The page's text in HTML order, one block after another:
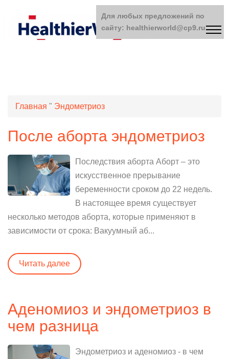
Главная " Эндометриоз
После аборта эндометриоз
Последствия аборта Аборт – это
искусственное прерывание
беременности сроком до 22 недель.
В настоящее время существует
несколько методов аборта, которые применяют в
зависимости от срока: Вакуумный аб...
Читать далее
Аденомиоз и эндометриоз в
чем разница
Эндометриоз и аденомиоз - в чем
Для любых предложений по
сайту: healthierworld@cp9.ru